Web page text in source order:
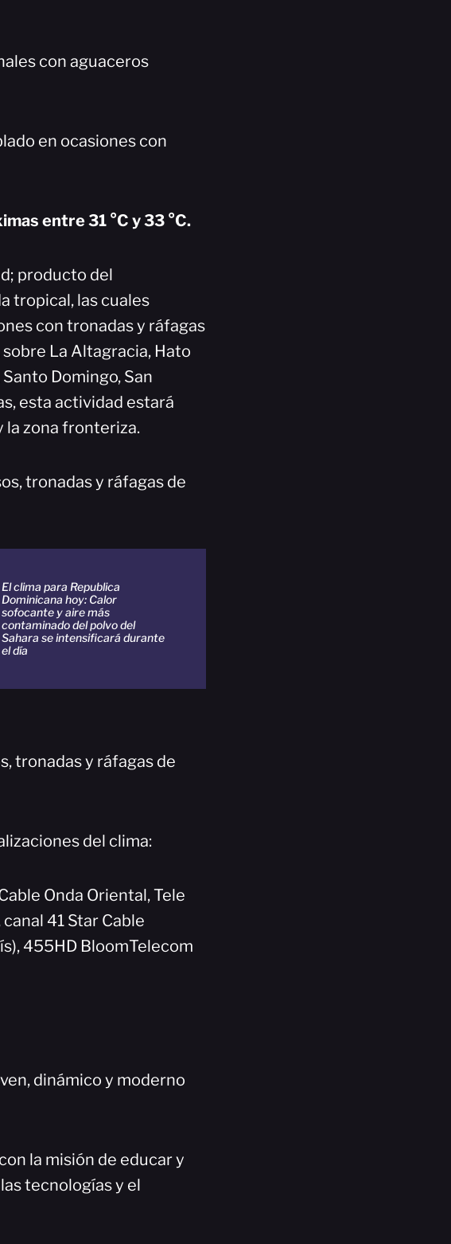
con aguaceros
en ocasiones con
entre 31 °C y 33 °C.
producto del
tropical, las cuales
con tronadas y ráfagas
La Altagracia, Hato
Domingo, San
esta actividad estará
la zona fronteriza.
tronadas y ráfagas de
El clima para Republica
Dominicana hoy: Calor
sofocante y aire más
contaminado del polvo del
Sahara se intensificará durante
el día
tronadas y ráfagas de
del clima:
Onda Oriental, Tele
41 Star Cable
455HD BloomTelecom
dinámico y moderno
la misión de educar y
tecnologías y el